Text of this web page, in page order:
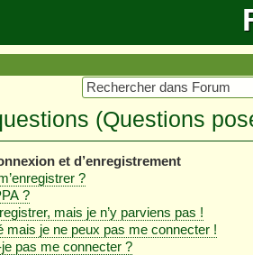
(Questions
et d’enregistrement
?
?
mais je n’y parviens pas !
mais je ne peux pas me connecter !
pas me connecter ?